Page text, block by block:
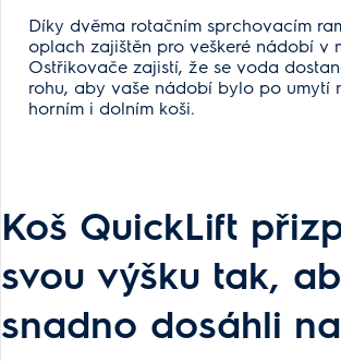
Díky dvěma rotačním sprchovacím
oplach zajištěn pro veškeré nádobí v
Ostřikovače zajistí, že se voda
rohu, aby vaše nádobí bylo po umytí
horním i dolním koši.
Koš QuickLift
svou výšku tak,
snadno dosáhli